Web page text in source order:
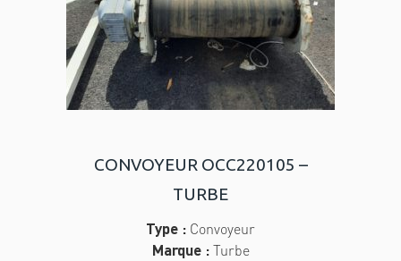
CONVOYEUR OCC220105 –
TURBE
Type : Convoyeur
Marque :Turbe